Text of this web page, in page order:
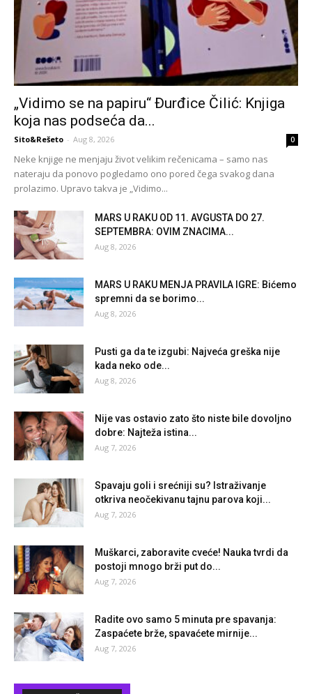
„Vidimo se na papiru“ Đurđice Čilić: Knjiga
koja nas podseća da...
Sito&Rešeto - Aug 8, 2026 0
Neke knjige ne menjaju život velikim rečenicama – samo nas
nateraju da ponovo pogledamo ono pored čega svakog dana
prolazimo. Upravo takva je „Vidimo...
MARS U RAKU OD 11. AVGUSTA DO 27.
SEPTEMBRA: OVIM ZNACIMA...
Aug 8, 2026
MARS U RAKU MENJA PRAVILA IGRE: Bićemo
spremni da se borimo...
Aug 8, 2026
Pusti ga da te izgubi: Najveća greška nije
kada neko ode...
Aug 8, 2026
Nije vas ostavio zato što niste bile dovoljno
dobre: Najteža istina...
Aug 7, 2026
Spavaju goli i srećniji su? Istraživanje
otkriva neočekivanu tajnu parova koji...
Aug 7, 2026
Muškarci, zaboravite cveće! Nauka tvrdi da
postoji mnogo brži put do...
Aug 7, 2026
Radite ovo samo 5 minuta pre spavanja:
Zaspaćete brže, spavaćete mirnije...
Aug 7, 2026